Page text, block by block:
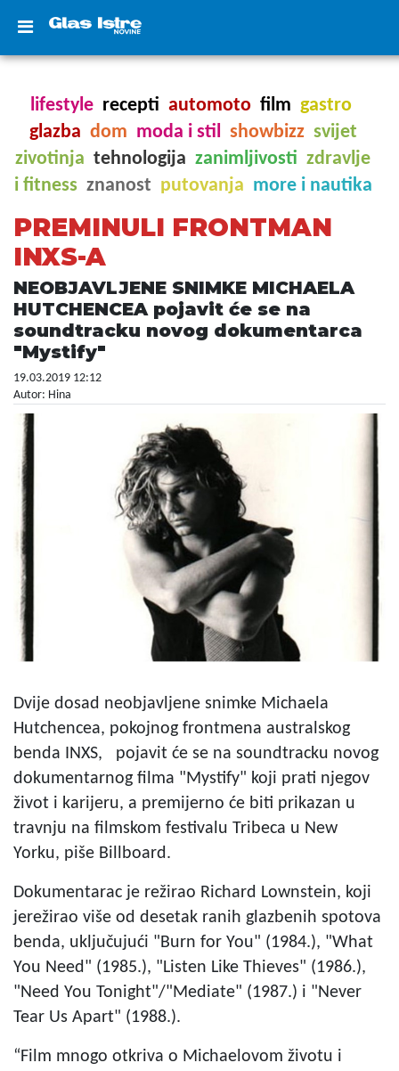
lifestyle recepti automoto film gastro
glazba dom moda i stil showbizz svijet
zivotinja tehnologija zanimljivosti zdravlje
i fitness znanost putovanja more i nautika
PREMINULI FRONTMAN
INXS-A
NEOBJAVLJENE SNIMKE MICHAELA
HUTCHENCEA pojavit će se na
soundtracku novog dokumentarca
"Mystify"
19.03.2019 12:12
Autor: Hina
Dvije dosad neobjavljene snimke Michaela
Hutchencea, pokojnog frontmena australskog
benda INXS, pojavit će se na soundtracku novog
dokumentarnog filma "Mystify" koji prati njegov
život i karijeru, a premijerno će biti prikazan u
travnju na filmskom festivalu Tribeca u New
Yorku, piše Billboard.
Dokumentarac je režirao Richard Lownstein, koji
jerežirao više od desetak ranih glazbenih spotova
benda, uključujući "Burn for You" (1984.), "What
You Need" (1985.), "Listen Like Thieves" (1986.),
"Need You Tonight"/"Mediate" (1987.) i "Never
Tear Us Apart" (1988.).
“Film mnogo otkriva o Michaelovom životu i